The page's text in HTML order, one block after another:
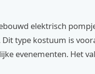
elektrisch
type kostuum is
evenementen. Het